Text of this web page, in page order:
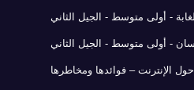
- أولى متوسط - الجيل الثاني
- أولى متوسط - الجيل الثاني
حول الإنترنت – فوائدها ومخاطرها